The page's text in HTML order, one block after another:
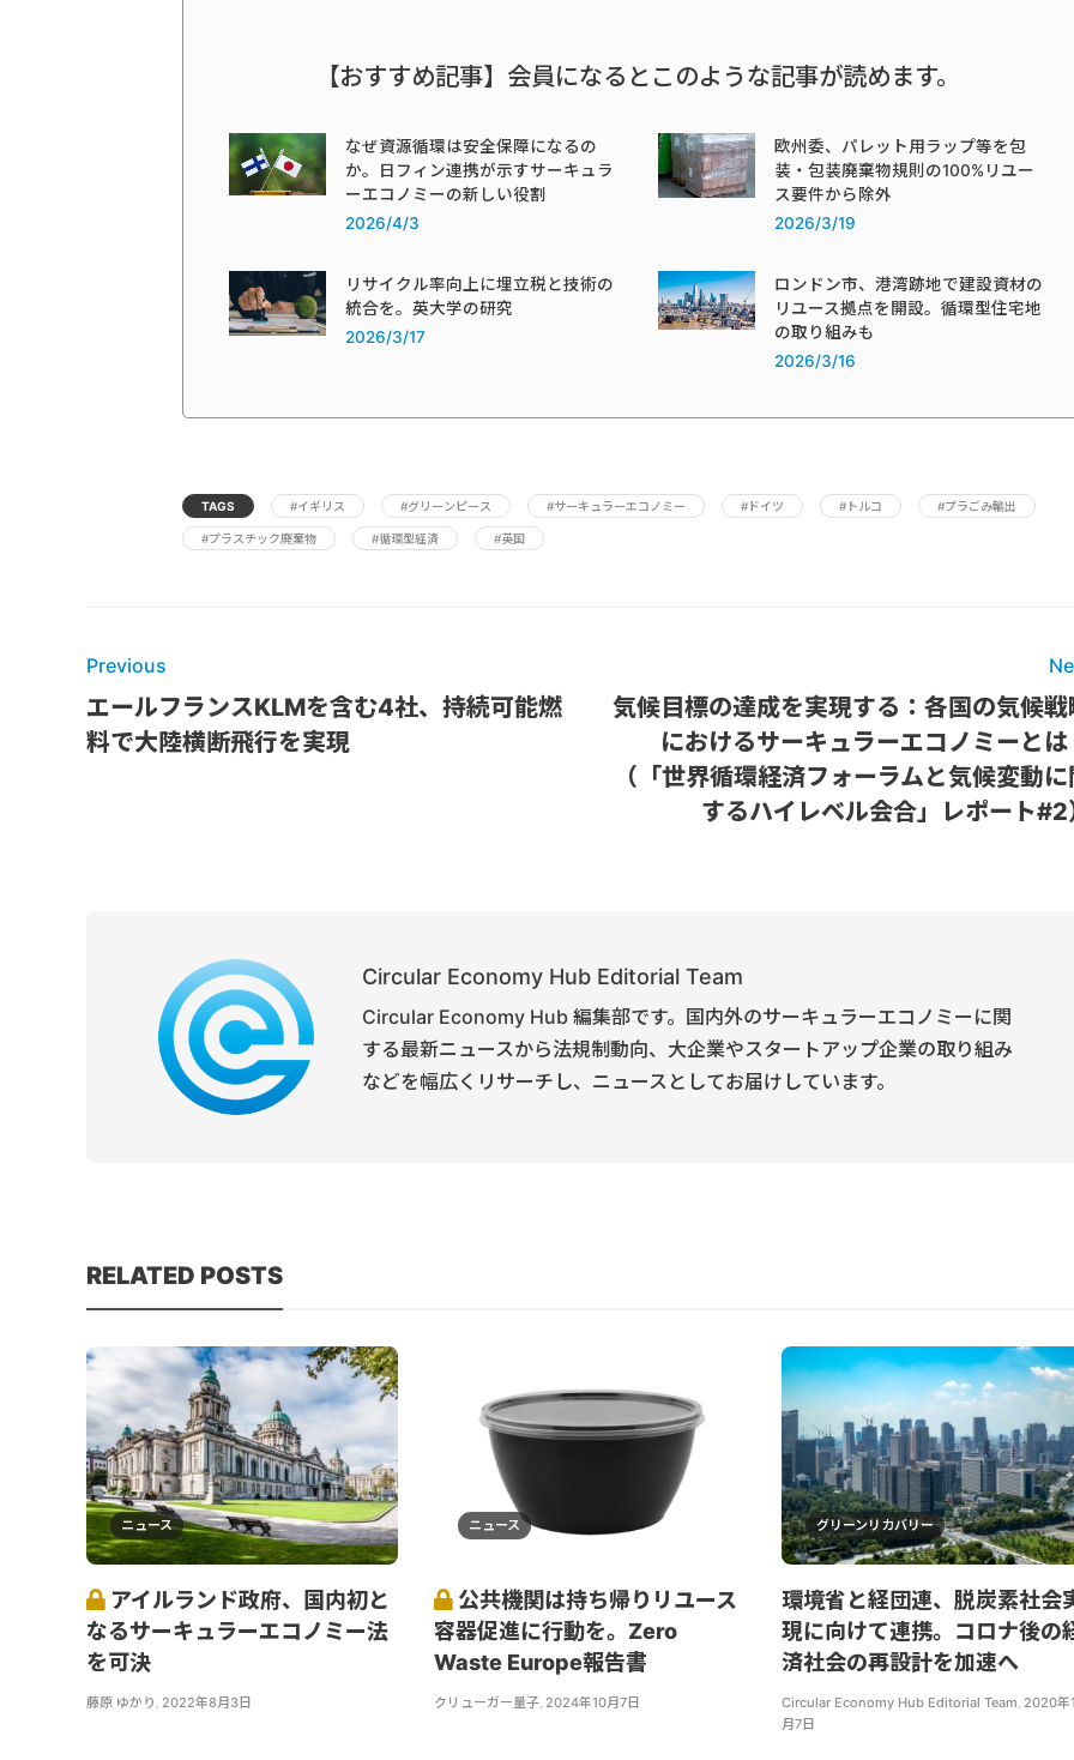
【おすすめ記事】会員になるとこのような記事が読めます。
なぜ資源循環は安全保障になるの
か。日フィン連携が示すサーキュラ
ーエコノミーの新しい役割
2026/4/3
欧州委、パレット用ラップ等を包
装・包装廃棄物規則の100%リユー
ス要件から除外
2026/3/19
リサイクル率向上に埋立税と技術の
統合を。英大学の研究
2026/3/17
ロンドン市、港湾跡地で建設資材の
リユース拠点を開設。循環型住宅地
の取り組みも
2026/3/16
TAGS #イギリス #グリーンピース #サーキュラーエコノミー #ドイツ #トルコ #プラごみ輸出
#プラスチック廃棄物 #循環型経済 #英国
Previous
エールフランスKLMを含む4社、持続可能燃
料で大陸横断飛行を実現
気候目標の達成を実現する：各国の気候戦
におけるサーキュラーエコノミーとは
（「世界循環経済フォーラムと気候変動
するハイレベル会合」レポート#2
Circular Economy Hub Editorial Team
Circular Economy Hub 編集部です。国内外のサーキュラーエコノミーに関
する最新ニュースから法規制動向、大企業やスタートアップ企業の取り組み
などを幅広くリサーチし、ニュースとしてお届けしています。
RELATED POSTS
ニュース
アイルランド政府、国内初と
なるサーキュラーエコノミー法
を可決
藤原 ゆかり 2022年8月3日
ニュース
公共機関は持ち帰りリユース
容器促進に行動を。Zero
Waste Europe報告書
クリューガー量子 2024年10月7日
グリーンリカバリー
環境省と経団連、脱炭素社会
現に向けて連携。コロナ後の
済社会の再設計を加速へ
Circular Economy Hub Editorial Team 2020年
月7日